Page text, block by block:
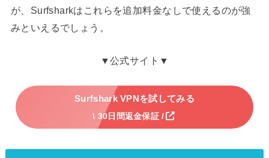
が、Surfsharkはこれらを追加料金なしで使えるのが強
みといえるでしょう。
▼公式サイト▼
Surfshark VPNを試してみる
\ 30日間返金保証 /